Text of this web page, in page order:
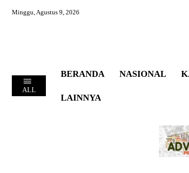
Minggu, Agustus 9, 2026
ALL
BERANDA NASIONAL
LAINNYA